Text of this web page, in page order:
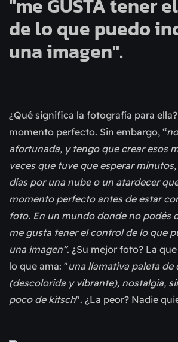
de lo que puedo
una imagen".
¿Qué significa la fotografía para
momento perfecto. Sin embargo, “
afortunada, y tengo que crear esos
veces que tuve que esperar
días por una nube o un atardecer
momento perfecto antes de estar
foto. En un mundo donde no podés
me gusta tener el control de lo que
una imagen”. ¿Su mejor foto? La
lo que ama: "una llamativa paleta de
(descolorida y vibrante), nostalgia,
poco de kitsch". ¿La peor? Nadie